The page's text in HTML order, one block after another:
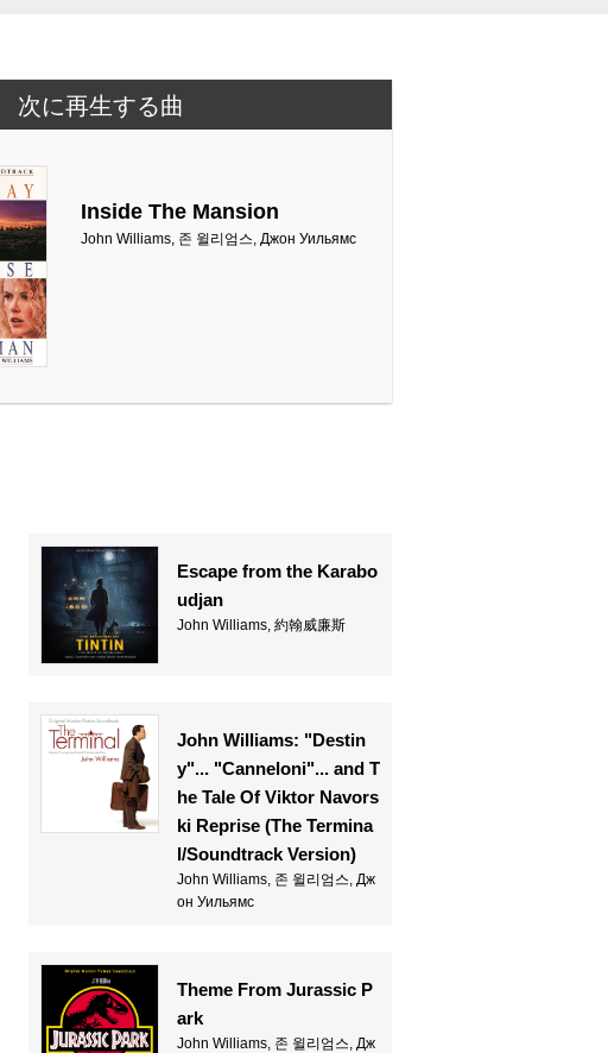
次に再生する曲
Inside The Mansion
John Williams, 존 윌리엄스, Джон Уильямс
Escape from the Karabo
udjan
John Williams, 約翰威廉斯
John Williams: "Destin
y"... "Canneloni"... and T
he Tale Of Viktor Navors
ki Reprise (The Termina
l/Soundtrack Version)
John Williams, 존 윌리엄스, Дж
он Уильямс
Theme From Jurassic P
ark
John Williams, 존 윌리엄스, Дж